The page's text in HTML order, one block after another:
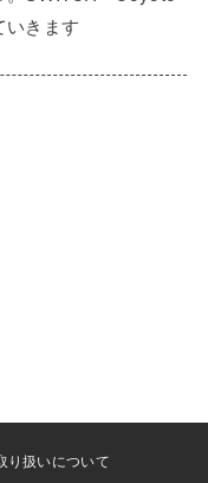
きます
り扱いについて